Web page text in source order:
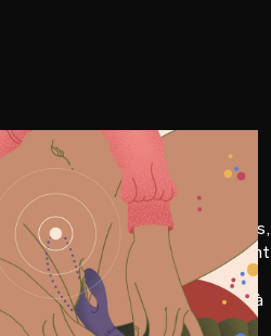
ÉTAPE 2
Lancez-vous
Choisissez un mode de vibrations,
activez la fonction de va-et-vient
et apprêtez-vous à vivre des
sensations profondes exquises à
l’intérieur. Votre point G n’en